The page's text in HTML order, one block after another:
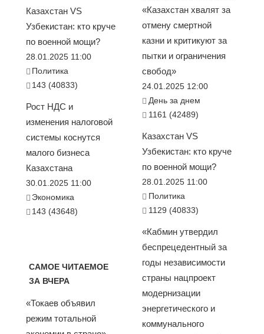
Казахстан VS
Узбекистан: кто круче
по военной мощи?
28.01.2025 11:00
Политика
143 (40833)
Рост НДС и
изменения налоговой
системы коснутся
малого бизнеса
Казахстана
30.01.2025 11:00
Экономика
143 (43648)
САМОЕ ЧИТАЕМОЕ
ЗА ВЧЕРА
«Токаев объявил
режим тотальной
«Казахстан хвалят за
отмену смертной
казни и критикуют за
пытки и ограничения
свобод»
24.01.2025 12:00
День за днем
1161 (42489)
Казахстан VS
Узбекистан: кто круче
по военной мощи?
28.01.2025 11:00
Политика
1129 (40833)
«Кабмин утвердил
беспрецедентный за
годы независимости
страны нацпроект
модернизации
энергетического и
коммунального